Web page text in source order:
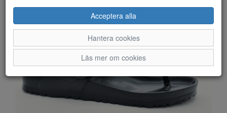
Acceptera alla
Hantera cookies
Läs mer om cookies